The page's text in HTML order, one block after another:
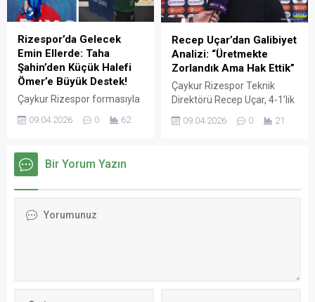
Rizespor’da Gelecek
Emin Ellerde: Taha
Şahin’den Küçük Halefi
Ömer’e Büyük Destek!
Çaykur Rizespor formasıyla
diyen Muhammet Taha
akademinin parlayan yıldızı
Ömer Cerrahoğlu ile bir
Ömer, "Büyüyünce Taha
09.04.2026 0 62
Recep Uçar’dan Galibiyet
Analizi: “Üretmekte
Zorlandık Ama Hak Ettik”
Çaykur Rizespor Teknik
Direktörü Recep Uçar, 4-1’lik
Samsunspor galibiyetinin
ardından konuştu. Uçar,
09.04.2026 0 21
Bir Yorum Yazın